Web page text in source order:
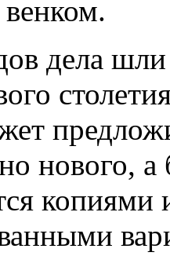
дела
нового,
копиями